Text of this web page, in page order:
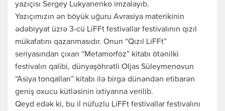
yazıçısı Sergey Lukyanenko imzalayıb.
Yazıçımızın ən böyük uğuru Avrasiya materikinin
ədəbiyyat üzrə 3-cü LiFFt festivallar festivalının qızıl
mükafatını qazanmasıdır. Onun “Qızıl LiFFt”
seriyasından çıxan “Metamorfoz” kitabı ötənilki
festivalın qalibi, dünyaşöhrətli Oljas Süleymenovun
“Asiya tonqalları” kitabı ilə birgə dünəndən etibarən
geniş oxucu kütləsinin ixtiyarına verilib.
Qeyd edək ki, bu il nüfuzlu LiFFt festivallar festivalını